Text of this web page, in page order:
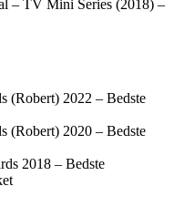
– TV Mini Series (2018) –
(Robert) 2022 – Bedste
(Robert) 2020 – Bedste
2018 – Bedste